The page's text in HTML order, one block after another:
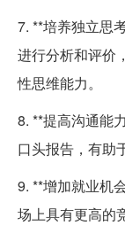
7. **培养独立思
进行分析和评价
性思维能力。
8. **提高沟通能
口头报告，有助
9. **增加就业机
场上具有更高的